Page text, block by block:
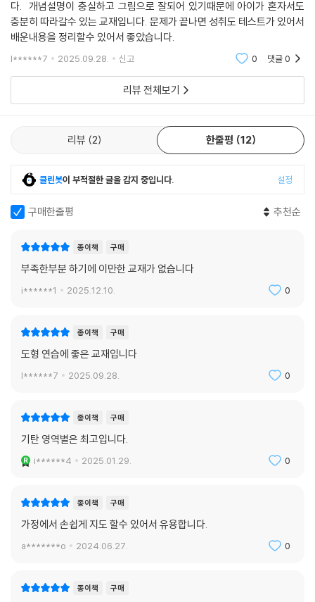
다. 개념설명이 충실하고 그림으로 잘되어 있기때문에 아이가 혼자서도
충분히 따라갈수 있는 교재입니다. 문제가 끝나면 성취도 테스트가 있어서
배운내용을 정리할수 있어서 좋았습니다.
l******7 2025.09.28. 신고 0 댓글0
리뷰 전체보기
리뷰 2 한줄평 12
클린봇이 부적절한 글을 감지 중입니다. 설정
구매한줄평 추천순
종이책 구매
부족한부분 하기에 이만한 교재가 없습니다
i******1 2025.12.10. 0
종이책 구매
도형 연습에 좋은 교재입니다
l******7 2025.09.28. 0
종이책 구매
기탄 영역별은 최고입니다.
i******4 2025.01.29. 0
종이책 구매
가정에서 손쉽게 지도 할수 있어서 유용합니다.
a*******o 2024.06.27. 0
종이책 구매